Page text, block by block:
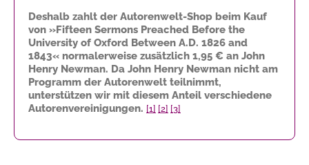
Deshalb zahlt der Autorenwelt-Shop beim Kauf
von »Fifteen Sermons Preached Before the
University of Oxford Between A.D. 1826 and
1843« normalerweise zusätzlich 1,95 € an John
Henry Newman. Da John Henry Newman nicht am
Programm der Autorenwelt teilnimmt,
unterstützen wir mit diesem Anteil verschiedene
Autorenvereinigungen. [1] [2] [3]